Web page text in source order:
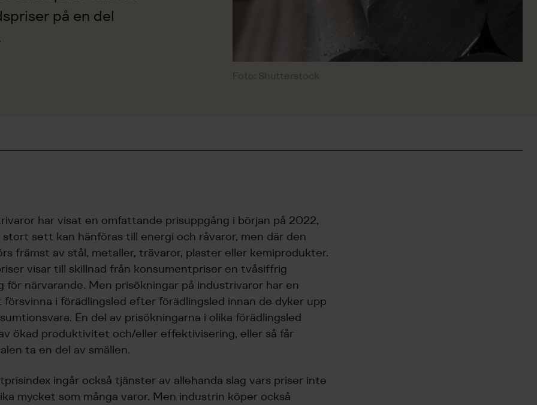
på en del
Foto: Shutterstock
har visat en omfattande prisuppgång i början på 2022,
stort sett kan hänföras till energi och råvaror, men där den
främst av stål, metaller, trävaror, plaster eller kemiprodukter.
visar till skillnad från konsumentpriser en tvåsiffrig
för närvarande. Men prisökningar på industrivaror har en
i förädlingsled efter förädlingsled innan de dyker upp
En del av prisökningarna i olika förädlingsled
ökad produktivitet och/eller effektivisering, eller så får
ta en del av smällen.
ingår också tjänster av allehanda slag vars priser inte
mycket som många varor. Men industrin köper också